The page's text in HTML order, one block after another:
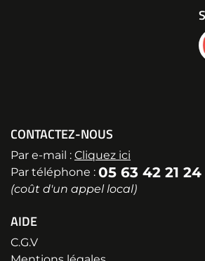
CONTACTEZ-NOUS
Par e-mail : Cliquez ici
Par téléphone : 05 63 42 21 24
(coût d'un appel local)
AIDE
C.G.V